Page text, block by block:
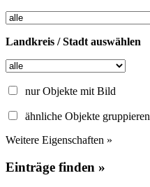
Landkreis / Stadt auswählen
nur Objekte mit Bild
ähnliche Objekte gruppieren
Weitere Eigenschaften »
Einträge finden »